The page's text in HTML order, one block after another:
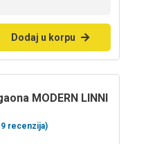
Dodaj u korpu
MODERN LINNI
recenzija)